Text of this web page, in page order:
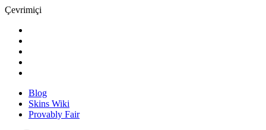
Çevrimiçi
Blog
Skins Wiki
Provably Fair